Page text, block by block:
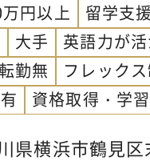
円以上
留学支
大手
英語力が
勤無
フレック
資格取得・学
県横浜市鶴見